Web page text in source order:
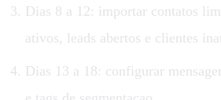
Dias 8 a 12: importar contatos
ativos, leads abertos e clientes
Dias 13 a 18: configurar